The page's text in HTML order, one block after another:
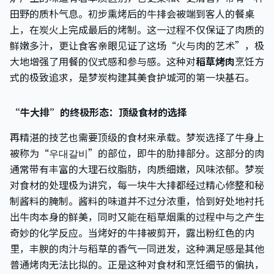
田野的质朴气息。初步熏烤后的牛排会被端到客人的餐桌
上，在炭火上完成最后的烤制。这一过程不仅保证了肉质的
鲜嫩多汁，更让食客亲眼见证了这场“火与肉的艺术”，极
大地增强了用餐的仪式感和参与感。这种对稻草烤肉烹饪方
式的极致追求，是梦炭构建其美食护城河的第一块基石。
“牛大排”的终极形态：顶级食材的选择
再精湛的技艺也需要顶级的食材来承载。梦炭选择了牛身上
被称为“우대갈비”的部位，即牛的肋排部分。这部分的肉
通常带有丰富的大理石纹脂肪，肉质细嫩，风味浓郁。梦炭
对食材的处理极为讲究，每一块牛大排都经过精心修整和秘
制酱料的腌制。酱料的味道并不过分浓重，恰到好处地衬托
出牛肉本身的鲜美，同时又能在稻草烟熏的过程中与之产生
奇妙的化学反应。当烤好的牛排被剪开，露出粉红色的内
里，丰腴的肉汁与稻草的香气一同迸发，这种满足感是其他
普通烤肉无法比拟的。正是这种对食材和烹饪细节的偏执，